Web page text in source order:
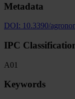
Metadata
DOI: 10.3390/
IPC
A01
Keywords